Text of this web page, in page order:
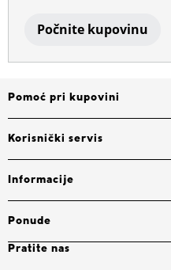
Počnite kupovinu
Pomoć pri kupovini
Korisnički servis
Informacije
Ponude
Pratite nas